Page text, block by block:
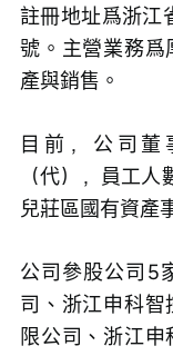
註冊地址爲浙江
號。主營業務爲
產與銷售。
目前，公司
（代），員工
兒莊區國有資產
公司參股公司5
司、浙江申科
限公司、浙江